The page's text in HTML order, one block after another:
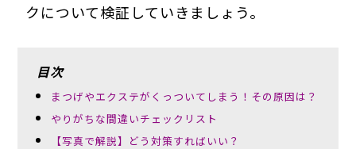
クについて検証していきましょう。
目次
まつげやエクステがくっついてしまう！その原因は？
やりがちな間違いチェックリスト
【写真で解説】どう対策すればいい？